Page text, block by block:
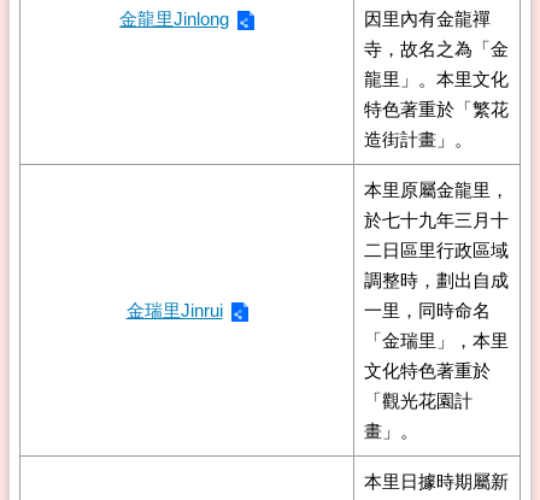
金龍里Jinlong
因里內有金龍禪
寺，故名之為「金
龍里」。本里文化
特色著重於「繁花
造街計畫」。
金瑞里Jinrui
本里原屬金龍里，
於七十九年三月十
二日區里行政區域
調整時，劃出自成
一里，同時命名
「金瑞里」，本里
文化特色著重於
「觀光花園計
畫」。
本里日據時期屬新